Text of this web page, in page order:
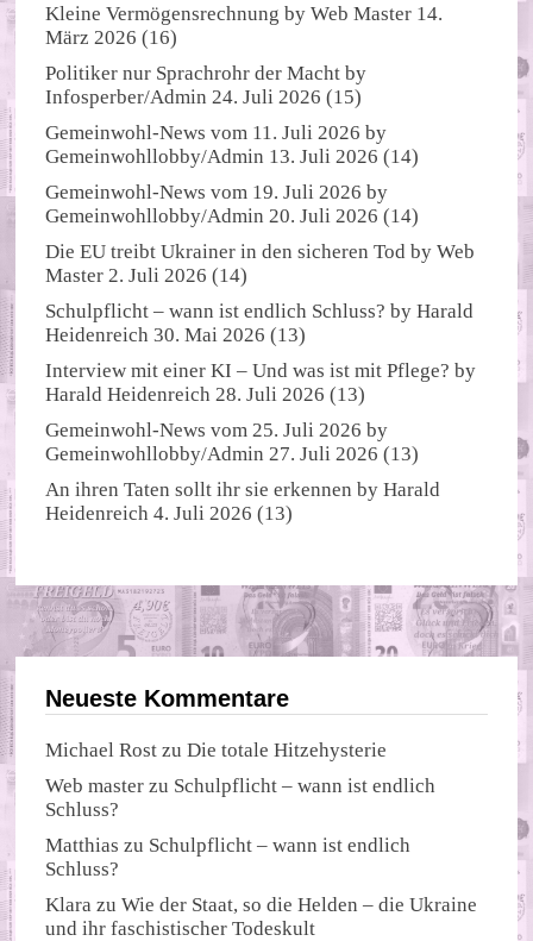
Kleine Vermögensrechnung byWeb Master 14.
März 2026 (16)
Politiker nur Sprachrohr der Macht by
Infosperber/Admin 24. Juli 2026 (15)
Gemeinwohl-News vom 11. Juli 2026 by
Gemeinwohllobby/Admin 13. Juli 2026 (14)
Gemeinwohl-News vom 19. Juli 2026 by
Gemeinwohllobby/Admin 20. Juli 2026 (14)
Die EU treibt Ukrainer in den sicheren Tod byWeb
Master 2. Juli 2026 (14)
Schulpflicht – wann ist endlich Schluss? byHarald
Heidenreich 30. Mai 2026 (13)
Interview mit einer KI – Und was ist mit Pflege? by
Harald Heidenreich 28. Juli 2026 (13)
Gemeinwohl-News vom 25. Juli 2026 by
Gemeinwohllobby/Admin 27. Juli 2026 (13)
An ihren Taten sollt ihr sie erkennen byHarald
Heidenreich 4. Juli 2026 (13)
Neueste Kommentare
Michael Rost zuDie totale Hitzehysterie
Web master zu Schulpflicht – wann ist endlich
Schluss?
Matthias zu Schulpflicht – wann ist endlich
Schluss?
Klara zuWie der Staat, so die Helden – die Ukraine
und ihr faschistischer Todeskult